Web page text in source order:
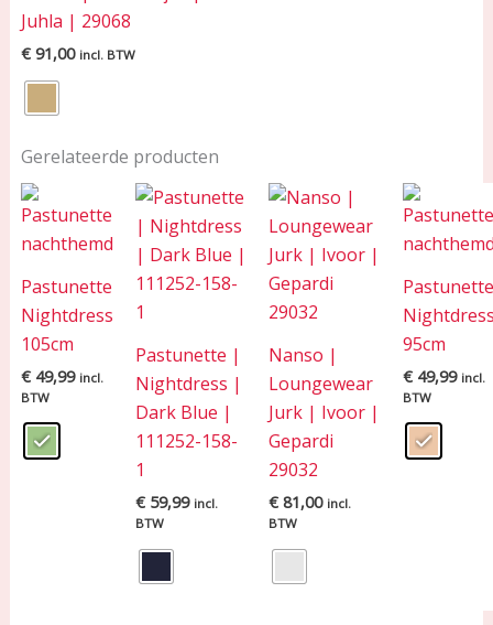
Juhla | 29068
€91,00 incl. BTW
Gerelateerde producten
Pastunette
Nightdress
105cm
€49,99 incl.
BTW
Pastunette |
Nightdress |
Dark Blue |
111252-158-
1
€59,99 incl.
BTW
Nanso |
Loungewear
Jurk | Ivoor |
Gepardi
29032
€81,00 incl.
BTW
Pastunette
95cm
€49,99 incl.
BTW